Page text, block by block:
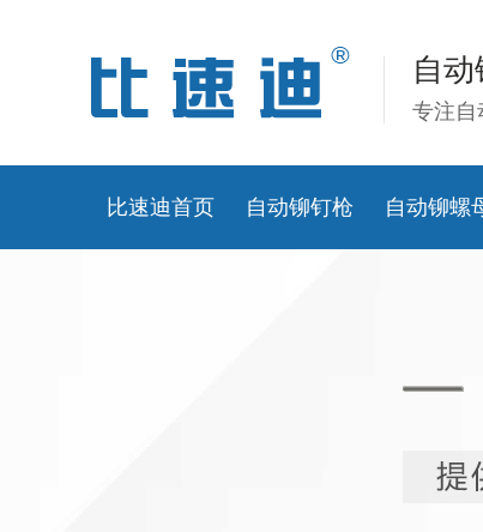
自
专注自
比速迪首页 自动铆钉枪 自动铆螺